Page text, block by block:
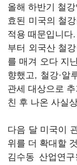
올해 하반기 철
효된 미국의 철
적용 때문입니다
부터 외국산 철
를 매겨 오다 지
향했고, 철강·알
관세 대상으로
친 후 나온 사실
다음 달 미국이
위를 더 확대할
김수동 산업연구